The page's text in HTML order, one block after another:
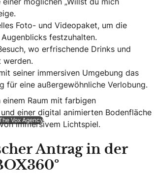
Foto- und Videopaket, um die
festzuhalten.
wo erfrischende Drinks und
werden.
seiner immersiven Umgebung das
für eine außergewöhnliche Verlobung.
Vox Agency
Antrag in der